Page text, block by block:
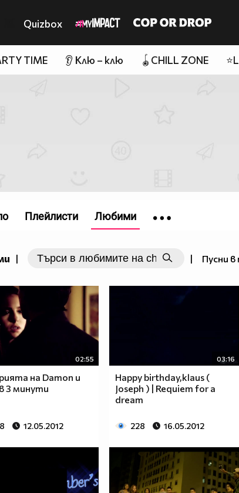
Quizbox
TIME 👂 Клю – клю 🪀CHILL ZONE
| | Пусни
02:55
на Damon и
3 минути
12.05.2012
03:16
Happy birthday,klaus (
Joseph ) | Requiem for a
dream
228 16.05.2012
Плейлисти Любими